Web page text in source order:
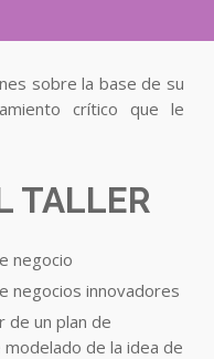
sobre la base de su
crítico que le
TALLER
negocio
negocios innovadores
de un plan de
de la idea de